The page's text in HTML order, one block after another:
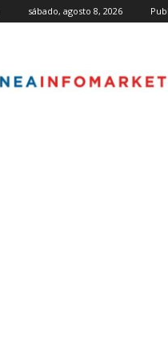
sábado, agosto 8, 2026